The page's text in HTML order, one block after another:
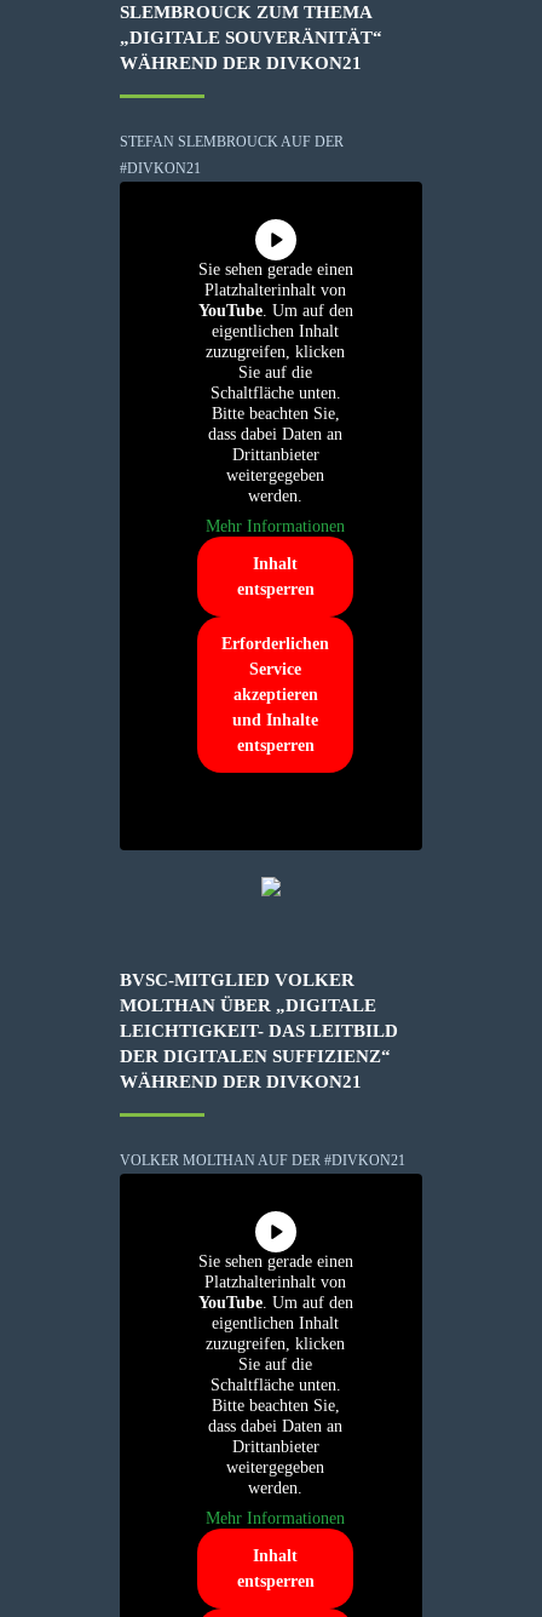
SLEMBROUCK ZUM THEMA
„DIGITALE SOUVERÄNITÄT“
WÄHREND DER DIVKON21
STEFAN SLEMBROUCK AUF DER
#DIVKON21
Sie sehen gerade einen
Platzhalterinhalt von
YouTube. Um auf den
eigentlichen Inhalt
zuzugreifen, klicken
Sie auf die
Schaltfläche unten.
Bitte beachten Sie,
dass dabei Daten an
Drittanbieter
weitergegeben
werden.
Mehr Informationen
Inhalt
entsperren
Erforderlichen
Service
akzeptieren
und Inhalte
entsperren
BVSC-MITGLIED VOLKER
MOLTHAN ÜBER „DIGITALE
LEICHTIGKEIT- DAS LEITBILD
DER DIGITALEN SUFFIZIENZ“
WÄHREND DER DIVKON21
VOLKER MOLTHAN AUF DER #DIVKON21
Sie sehen gerade einen
Platzhalterinhalt von
YouTube. Um auf den
eigentlichen Inhalt
zuzugreifen, klicken
Sie auf die
Schaltfläche unten.
Bitte beachten Sie,
dass dabei Daten an
Drittanbieter
weitergegeben
werden.
Mehr Informationen
Inhalt
entsperren